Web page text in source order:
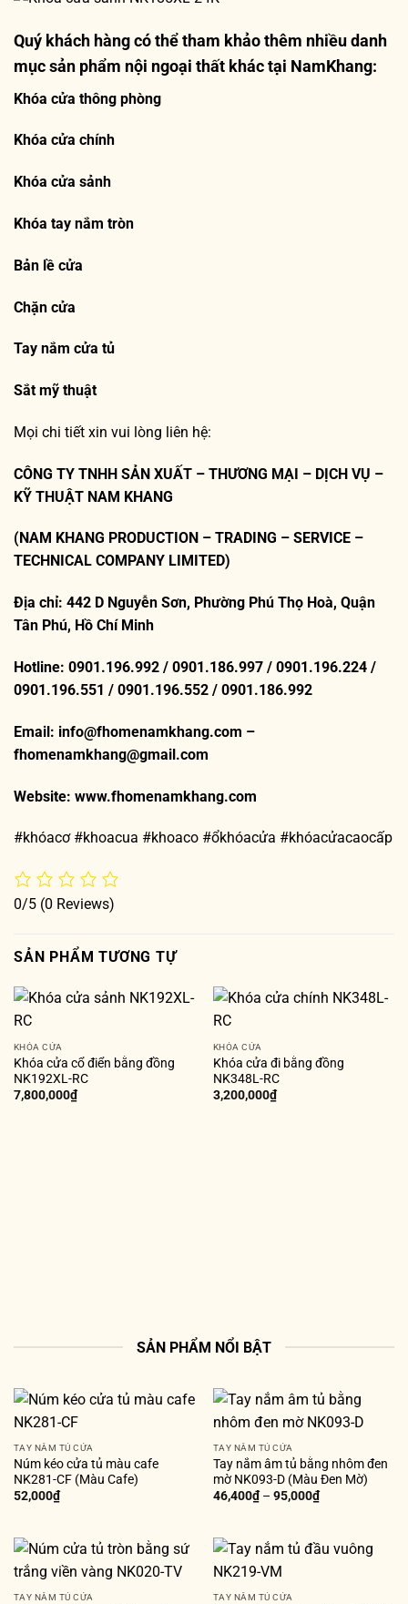
Quý khách hàng có thể tham khảo thêm nhiều danh
mục sản phẩm nội ngoại thất khác tại NamKhang:
Khóa cửa thông phòng
Khóa cửa chính
Khóa cửa sảnh
Khóa tay nắm tròn
Bản lề cửa
Chặn cửa
Tay nắm cửa tủ
Sắt mỹ thuật
Mọi chi tiết xin vui lòng liên hệ:
CÔNG TY TNHH SẢN XUẤT – THƯƠNG MẠI – DỊCH VỤ –
KỸ THUẬT NAM KHANG
(NAM KHANG PRODUCTION – TRADING – SERVICE –
TECHNICAL COMPANY LIMITED)
Địa chỉ: 442 D Nguyễn Sơn, Phường Phú Thọ Hoà, Quận
Tân Phú, Hồ Chí Minh
Hotline: 0901.196.992 / 0901.186.997 / 0901.196.224 /
0901.196.551 / 0901.196.552 / 0901.186.992
Email: info@fhomenamkhang.com –
fhomenamkhang@gmail.com
Website: www.fhomenamkhang.com
#khóacơ #khoacua #khoaco #ổkhóacửa #khóacửacaocấp
0/5 (0 Reviews)
SẢN PHẨM TƯƠNG TỰ
KHÓA CỬA
Khóa cửa cổ điển bằng đồng
NK192XL-RC
7,800,000₫
KHÓA CỬA
Khóa cửa đi bằng đồng
NK348L-RC
3,200,000₫
SẢN PHẨM NỔI BẬT
TAY NẮM TỦ CỬA
Núm kéo cửa tủ màu cafe
NK281-CF (Màu Cafe)
52,000₫
TAY NẮM TỦ CỬA
Tay nắm âm tủ bằng nhôm đen
mờ NK093-D (Màu Đen Mờ)
46,400₫– 95,000₫
TAY NẮM TỦ CỬA TAY NẮM TỦ CỬA